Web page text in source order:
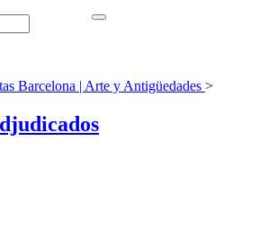
Barcelona | Arte y Antigüedades >